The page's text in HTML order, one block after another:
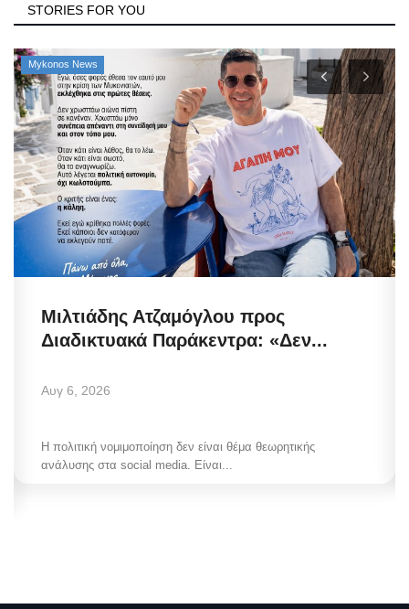
STORIES FOR YOU
Mykonos News
Μιλτιάδης Ατζαμόγλου προς
Διαδικτυακά Παράκεντρα: «Δεν...
Αυγ 6, 2026
Η πολιτική νομιμοποίηση δεν είναι θέμα θεωρητικής
ανάλυσης στα social media. Είναι...